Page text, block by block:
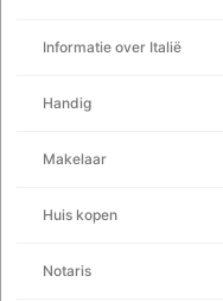
Informatie over Italië
Handig
Makelaar
Huis kopen
Notaris